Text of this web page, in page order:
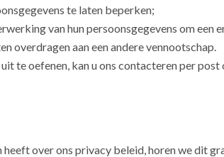
te laten beperken;
van hun persoonsgegevens om een
overdragen aan een andere vennootschap.
te oefenen, kan u ons contacteren per post
over ons privacy beleid, horen we dit